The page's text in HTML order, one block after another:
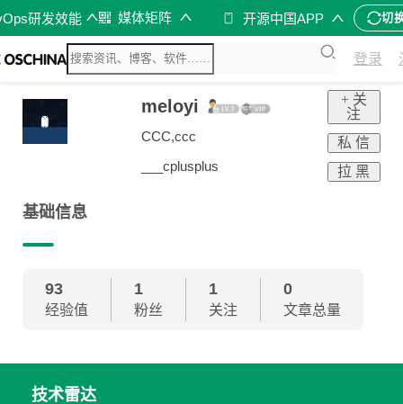
研发效能 媒体矩阵 开源中国APP 切
登录
meloyi
CCC,ccc
___cplusplus
+ 关
注
私 信
拉 黑
基础信息
93
经验值
1
粉丝
1
关注
0
文章总量
技术雷达